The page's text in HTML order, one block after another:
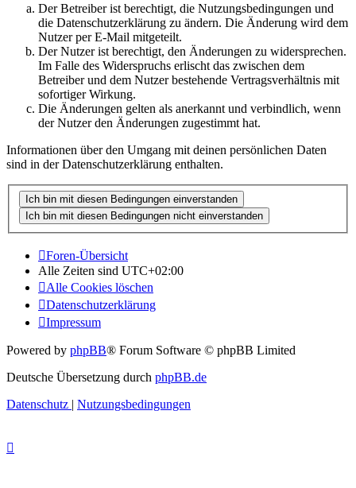
Der Betreiber ist berechtigt, die Nutzungsbedingungen und
die Datenschutzerklärung zu ändern. Die Änderung wird dem
Nutzer per E-Mail mitgeteilt.
Der Nutzer ist berechtigt, den Änderungen zu widersprechen.
Im Falle des Widerspruchs erlischt das zwischen dem
Betreiber und dem Nutzer bestehende Vertragsverhältnis mit
sofortiger Wirkung.
Die Änderungen gelten als anerkannt und verbindlich, wenn
der Nutzer den Änderungen zugestimmt hat.
Informationen über den Umgang mit deinen persönlichen Daten
sind in der Datenschutzerklärung enthalten.
Foren-Übersicht
Alle Zeiten sind UTC+02:00
Alle Cookies löschen
Datenschutzerklärung
Impressum
Powered by phpBB® Forum Software © phpBB Limited
Deutsche Übersetzung durch phpBB.de
Datenschutz | Nutzungsbedingungen